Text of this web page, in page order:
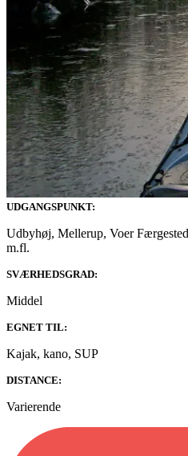
UDGANGSPUNKT:
Udbyhøj, Mellerup, Voer
m.fl.
SVÆRHEDSGRAD:
Middel
EGNET TIL:
Kajak, kano, SUP
DISTANCE:
Varierende